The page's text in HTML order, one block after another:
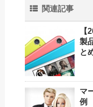
関連記事
【
製
と
マ
例